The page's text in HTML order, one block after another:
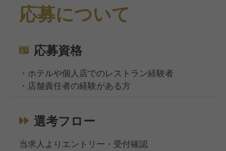
応募について
応募資格
・ホテルや個人店でのレストラン経験者
・店舗責任者の経験がある方
選考フロー
当求人よりエントリー・受付確認